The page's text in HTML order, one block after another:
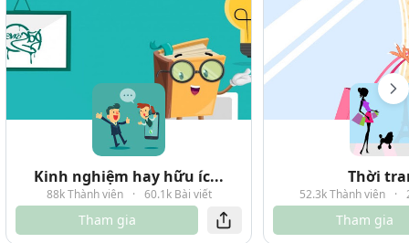
Kinh nghiệm hay hữu íc...
88k Thành viên · 60.1k Bài viết
Tham gia
Thời
52.3k Thành viên ·
Tham gia